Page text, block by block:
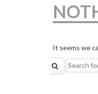
It seems we
Search
for: